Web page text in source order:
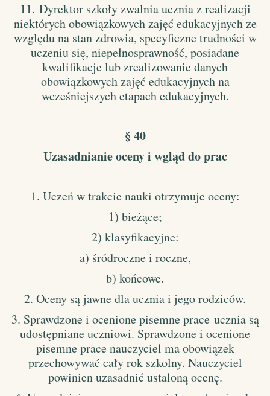
11. Dyrektor szkoły zwalnia ucznia z realizacji
niektórych obowiązkowych zajęć edukacyjnych ze
względu na stan zdrowia, specyficzne trudności w
uczeniu się, niepełnosprawność, posiadane
kwalifikacje lub zrealizowanie danych
obowiązkowych zajęć edukacyjnych na
wcześniejszych etapach edukacyjnych.
§ 40
Uzasadnianie oceny i wgląd do prac
1. Uczeń w trakcie nauki otrzymuje oceny:
1) bieżące;
2) klasyfikacyjne:
a) śródroczne i roczne,
b) końcowe.
2. Oceny są jawne dla ucznia i jego rodziców.
3. Sprawdzone i ocenione pisemne praceucznia są
udostępniane uczniowi. Sprawdzone i ocenione
pisemne prace nauczyciel ma obowiązek
przechowywać cały rok szkolny. Nauczyciel
powinien uzasadnić ustaloną ocenę.